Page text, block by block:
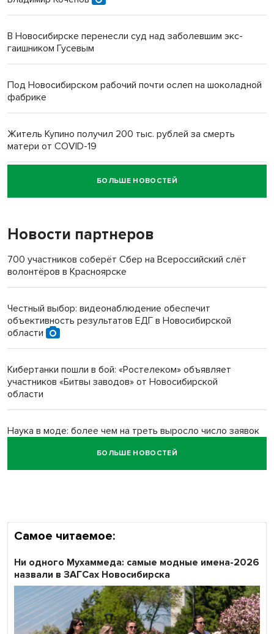
В Новосибирске перенесли суд над заболевшим экс-
гаишником Гусевым
Под Новосибирском рабочий почти ослеп на шоколадной
фабрике
Житель Купино получил 200 тыс. рублей за смерть
матери от COVID-19
Новосибирский суд наказал водителя за смерть
пенсионерки на вокзале
«Мы живём на пастбище!»: в новосибирском селе лошади
терроризируют жителей
Инвалид получил условный срок за избиение врачей
Новосибирский преподаватель с женой вошли в топ-16
многодетных в России
Обновлённое отделение ВТБ открылось в Искитиме
БОЛЬШЕ НОВОСТЕЙ
Новости партнеров
700 участников соберёт Сбер на Всероссийский слёт
волонтёров в Красноярске
Честный выбор: видеонаблюдение обеспечит
объективность результатов ЕДГ в Новосибирской
области
Кибертанки пошли в бой: «Ростелеком» объявляет
участников «Битвы заводов» от Новосибирской
области
Наука в моде: более чем на треть выросло число заявок
БОЛЬШЕ НОВОСТЕЙ
Самое читаемое:
Ни одного Мухаммеда: самые модные имена-2026
назвали в ЗАГСах Новосибирска